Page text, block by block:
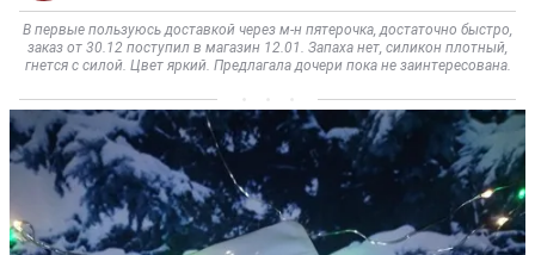
В первые пользуюсь доставкой через м-н пятерочка, достаточно быстро,
заказ от 30.12 поступил в магазин 12.01. Запаха нет, силикон плотный,
гнется с силой. Цвет яркий. Предлагала дочери пока не заинтересована.